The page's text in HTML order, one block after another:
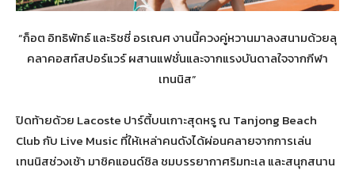
“ก็อต อิทธิพัทธ์ และริชชี่ อรเณศ งานนี้ควงคู่หวานมาลงสนามด้วยลุ
คลาคอสท์สปอร์แวร์ ผสานแฟชั่นและจากแรงบันดาลใจจากกีฬา
เทนนิส”
ปิดท้ายด้วย Lacoste ปาร์ตี้บนเกาะสุดหรู ณ Tanjong Beach
Club กับ Live Music ที่ให้เหล่าคนดังได้ผ่อนคลายจากการเล่น
เทนนิสช่วงเช้า มาชิคแอนด์ชิล ชมบรรยากาศริมทะเล และสนุกสนาน